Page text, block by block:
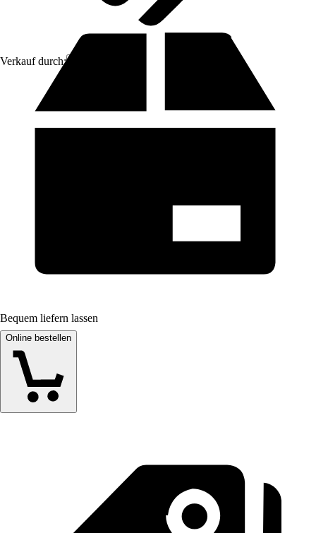
Verkauf durch:
Bequem liefern lassen
Online bestellen